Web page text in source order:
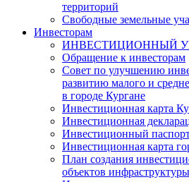
территорий
Свободные земельные
Инвесторам
ИНВЕСТИЦИОННЫЙ
Обращение к инвесторам
Совет по улучшению
развитию малого и
в городе Кургане
Инвестиционная карта
Инвестиционная
Инвестиционный
Инвестиционная карта
План создания
объектов инфраструктуры